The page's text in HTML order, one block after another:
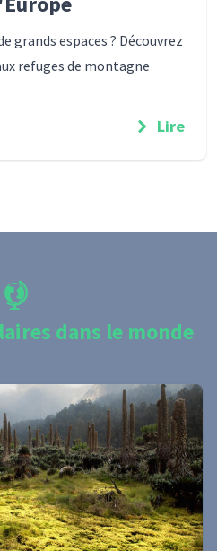
grands espaces ? Découvrez
refuges de montagne
Lire
dans le monde